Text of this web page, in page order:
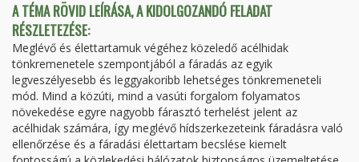
A TÉMA RÖVID LEÍRÁSA, A KIDOLGOZANDÓ FELADAT
RÉSZLETEZÉSE:
Meglévő és élettartamuk végéhez közeledő acélhidak
tönkremenetele szempontjából a fáradás az egyik
legveszélyesebb és leggyakoribb lehetséges tönkremeneteli
mód. Mind a közúti, mind a vasúti forgalom folyamatos
növekedése egyre nagyobb fárasztó terhelést jelent az
acélhidak számára, így meglévő hídszerkezeteink fáradásra való
ellenőrzése és a fáradási élettartam becslése kiemelt